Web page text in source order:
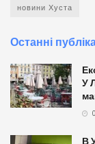
новини Хуста
Останні
У
В